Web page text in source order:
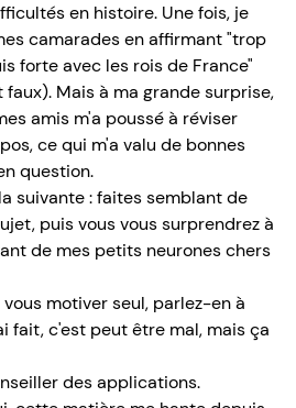
en histoire. Une fois, je
camarades en affirmant "trop
forte avec les rois de France"
Mais à ma grande surprise,
amis m'a poussé à réviser
ce qui m'a valu de bonnes
question.
suivante : faites semblant de
puis vous vous surprendrez à
de mes petits neurones chers
motiver seul, parlez-en à
fait, c'est peut être mal, mais ça
des applications.